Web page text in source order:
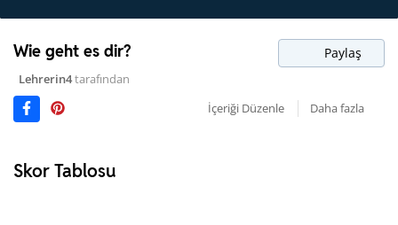
Wie geht es dir? Paylaş
Lehrerin4tarafından
İçeriği Düzenle
Daha fazla
Skor Tablosu